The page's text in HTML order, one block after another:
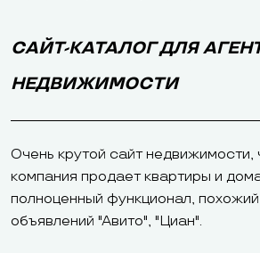
САЙТ-КАТАЛОГ ДЛЯ
НЕДВИЖИМОСТИ
Очень крутой сайт недвижимости,
компания продает квартиры и
полноценный функционал,
объявлений "Авито", "Циан".